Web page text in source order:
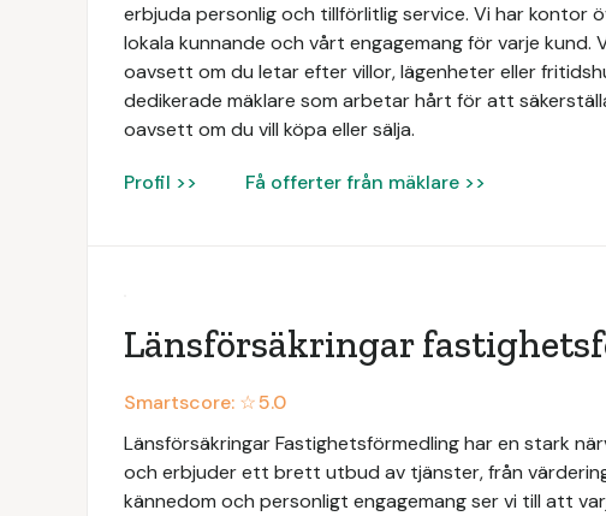
erbjuda personlig och tillförlitlig service. Vi har kontor
lokala kunnande och vårt engagemang för varje
oavsett om du letar efter villor, lägenheter eller
dedikerade mäklare som arbetar hårt för att
oavsett om du vill köpa eller sälja.
Profil >> Få offerter från mäklare >>
Länsförsäkringar
Smartscore: ☆5.0
Länsförsäkringar Fastighetsförmedling har en stark
och erbjuder ett brett utbud av tjänster, från
kännedom och personligt engagemang ser vi till att